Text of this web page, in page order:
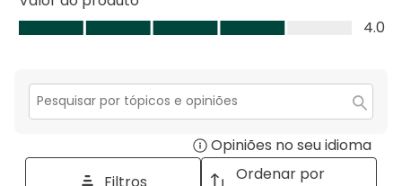
Valor
4.0
em
4.0
Secção
Opiniões no seu idioma
a
Ordenar por